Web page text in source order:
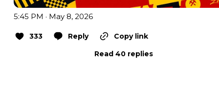
5:45 PM · May 8, 2026
333 Reply
Copy link
Read 40 replies